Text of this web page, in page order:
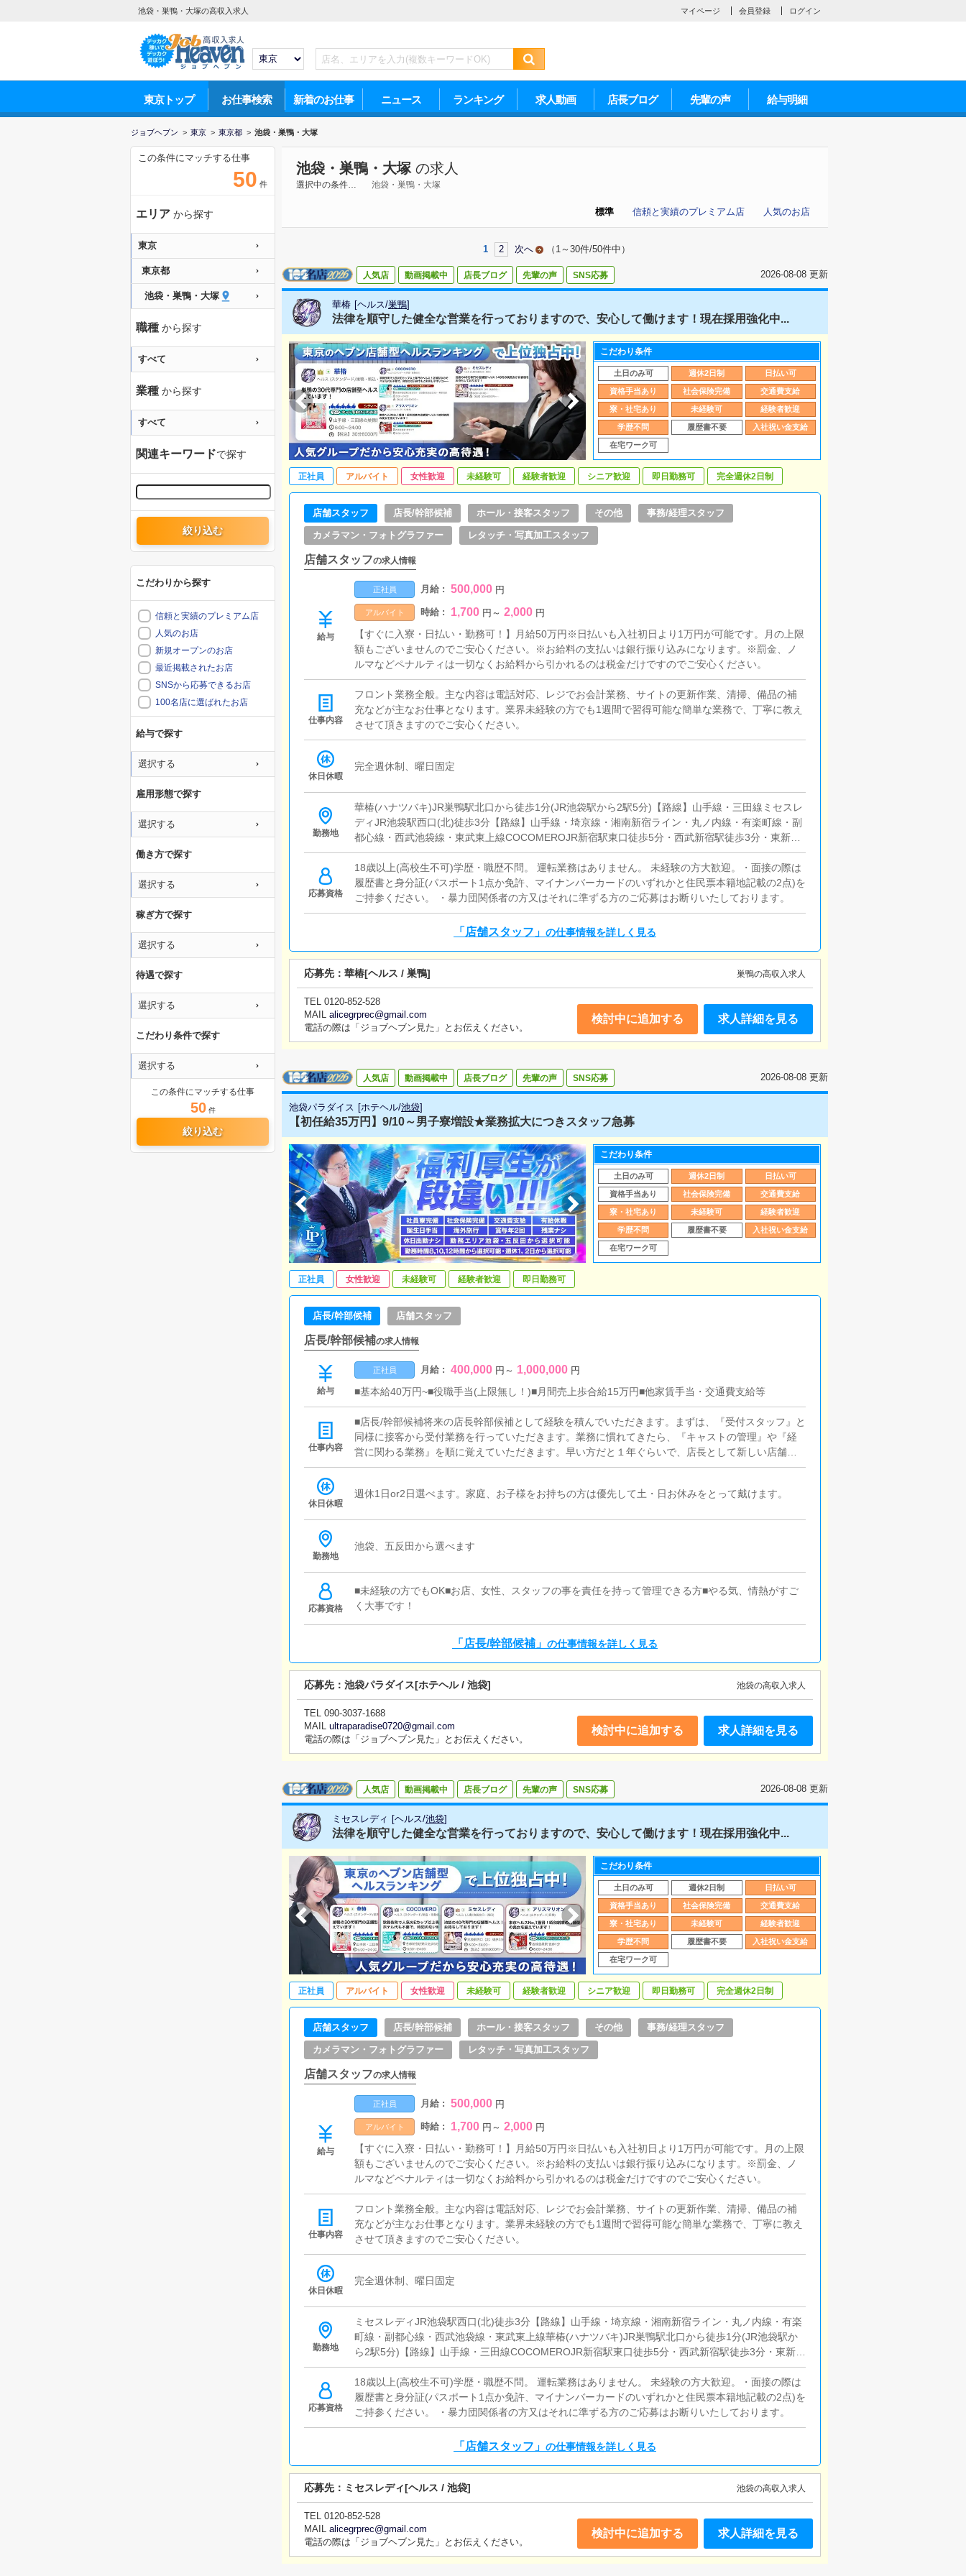
池袋・巣鴨・大塚の高収入求人 マイページ 会員登録 ログイン
東京トップ お仕事検索 新着のお仕事 ニュース ランキング 求人動画 店長ブログ 先輩の声 給与明細
ジョブヘブン > 東京 > 東京都 > 池袋・巣鴨・大塚
池袋・巣鴨・大塚の求人
選択中の条件… 池袋・巣鴨・大塚
人気のお店
信頼と実績のプレミアム店
標準
1 2 次へ （1～30件/50件中）
人気店 動画掲載中 店長ブログ 先輩の声 SNS応募 2026-08-08 更新
華椿 [ヘルス/巣鴨]
法律を順守した健全な営業を行っておりますので、安心して働けます！現在採用強化中...
こだわり条件
土日のみ可 週休2日制 日払い可
資格手当あり 社会保険完備 交通費支給
寮・社宅あり 未経験可 経験者歓迎
学歴不問 履歴書不要 入社祝い金支給
在宅ワーク可
正社員 アルバイト 女性歓迎 未経験可 経験者歓迎 シニア歓迎 即日勤務可 完全週休2日制
店舗スタッフ 店長/幹部候補 ホール・接客スタッフ その他 事務/経理スタッフ
カメラマン・フォトグラファー レタッチ・写真加工スタッフ
店舗スタッフの求人情報
給与
正社員 月給 : 500,000 円
アルバイト 時給 : 1,700 円 ～ 2,000 円
【すぐに入寮・日払い・勤務可！】月給50万円※日払いも入社初日より1万円が可能です。月の上限
額もございませんのでご安心ください。※お給料の支払いは銀行振り込みになります。※罰金、ノ
ルマなどペナルティは一切なくお給料から引かれるのは税金だけですのでご安心ください。
仕事内容
フロント業務全般。主な内容は電話対応、レジでお会計業務、サイトの更新作業、清掃、備品の補
充などが主なお仕事となります。業界未経験の方でも1週間で習得可能な簡単な業務で、丁寧に教え
させて頂きますのでご安心ください。
休日休暇
完全週休制、曜日固定
勤務地
華椿(ハナツバキ)JR巣鴨駅北口から徒歩1分(JR池袋駅から2駅5分)【路線】山手線・三田線ミセスレ
ディJR池袋駅西口(北)徒歩3分【路線】山手線・埼京線・湘南新宿ライン・丸ノ内線・有楽町線・副
都心線・西武池袋線・東武東上線COCOMEROJR新宿駅東口徒歩5分・西武新宿駅徒歩3分・東新宿
駅徒歩8分・新宿三丁目駅徒歩8分・新大久保駅徒歩12分目黒アリスマリオンJR目黒駅 徒歩1分【路
線】山手線・目黒線・南北線・三田線
応募資格
18歳以上(高校生不可)学歴・職歴不問。 運転業務はありません。 未経験の方大歓迎。・面接の際は
履歴書と身分証(パスポート1点か免許、マイナンバーカードのいずれかと住民票本籍地記載の2点)を
ご持参ください。 ・暴力団関係者の方又はそれに準ずる方のご応募はお断りいたしております。
「店舗スタッフ」 の仕事情報を詳しく見る
応募先： 華椿[ヘルス / 巣鴨] 巣鴨の高収入求人
TEL 0120-852-528
MAIL alicegrprec@gmail.com
電話の際は「ジョブヘブン見た」とお伝えください。
検討中に追加する 求人詳細を見る
人気店 動画掲載中 店長ブログ 先輩の声 SNS応募 2026-08-08 更新
池袋パラダイス [ホテヘル/池袋]
【初任給35万円】9/10～男子寮増設★業務拡大につきスタッフ急募
こだわり条件
土日のみ可 週休2日制 日払い可
資格手当あり 社会保険完備 交通費支給
寮・社宅あり 未経験可 経験者歓迎
学歴不問 履歴書不要 入社祝い金支給
在宅ワーク可
正社員 女性歓迎 未経験可 経験者歓迎 即日勤務可
店長/幹部候補 店舗スタッフ
店長/幹部候補の求人情報
給与
正社員 月給 : 400,000 円 ～ 1,000,000 円
■基本給40万円~■役職手当(上限無し！)■月間売上歩合給15万円■他家賃手当・交通費支給等
仕事内容
■店長/幹部候補将来の店長幹部候補として経験を積んでいただきます。まずは、『受付スタッフ』と
同様に接客から受付業務を行っていただきます。業務に慣れてきたら、『キャストの管理』や『経
営に関わる業務』を順に覚えていただきます。早い方だと１年ぐらいで、店長として新しい店舗の
運営をお任せします。■対面接客・受付業務お客様からのお問合せや来店されたお客様の案内を行っ
ルや、先輩スタッフに付いて業務内容を見ながら徐々に覚えていただきますので、未経験の方でも
上UPに繋がる施策の提案を行っていただきます。■キャスト管理お店で働いていただいているキャ
行っていただきます。■PC更新業務ヘブンネットなど、ポータルサイト等の店舗情報更新作業を行
っていただきます。キャストの出勤情報やイベント、求人ブログの作成となります。基本的にはボ
タンを押すだけや、ブログの更新時に簡単に文字が入力出来れば問題ありません。PCが苦手な人で
休日休暇
週休1日or2日選べます。家庭、お子様をお持ちの方は優先して土・日お休みをとって戴けます。
勤務地
池袋、五反田から選べます
応募資格
■未経験の方でもOK■お店、女性、スタッフの事を責任を持って管理できる方■やる気、情熱がすご
く大事です！
「店長/幹部候補」 の仕事情報を詳しく見る
応募先： 池袋パラダイス[ホテヘル / 池袋] 池袋の高収入求人
TEL 090-3037-1688
MAIL ultraparadise0720@gmail.com
電話の際は「ジョブヘブン見た」とお伝えください。
検討中に追加する 求人詳細を見る
人気店 動画掲載中 店長ブログ 先輩の声 SNS応募 2026-08-08 更新
ミセスレディ [ヘルス/池袋]
法律を順守した健全な営業を行っておりますので、安心して働けます！現在採用強化中...
こだわり条件
土日のみ可 週休2日制 日払い可
資格手当あり 社会保険完備 交通費支給
寮・社宅あり 未経験可 経験者歓迎
学歴不問 履歴書不要 入社祝い金支給
在宅ワーク可
正社員 アルバイト 女性歓迎 未経験可 経験者歓迎 シニア歓迎 即日勤務可 完全週休2日制
店舗スタッフ 店長/幹部候補 ホール・接客スタッフ その他 事務/経理スタッフ
カメラマン・フォトグラファー レタッチ・写真加工スタッフ
店舗スタッフの求人情報
給与
正社員 月給 : 500,000 円
アルバイト 時給 : 1,700 円 ～ 2,000 円
【すぐに入寮・日払い・勤務可！】月給50万円※日払いも入社初日より1万円が可能です。月の上限
額もございませんのでご安心ください。※お給料の支払いは銀行振り込みになります。※罰金、ノ
ルマなどペナルティは一切なくお給料から引かれるのは税金だけですのでご安心ください。
仕事内容
フロント業務全般。主な内容は電話対応、レジでお会計業務、サイトの更新作業、清掃、備品の補
充などが主なお仕事となります。業界未経験の方でも1週間で習得可能な簡単な業務で、丁寧に教え
させて頂きますのでご安心ください。
休日休暇
完全週休制、曜日固定
勤務地
ミセスレディJR池袋駅西口(北)徒歩3分【路線】山手線・埼京線・湘南新宿ライン・丸ノ内線・有楽
町線・副都心線・西武池袋線・東武東上線華椿(ハナツバキ)JR巣鴨駅北口から徒歩1分(JR池袋駅か
ら2駅5分)【路線】山手線・三田線COCOMEROJR新宿駅東口徒歩5分・西武新宿駅徒歩3分・東新宿
駅徒歩8分・新宿三丁目駅徒歩8分・新大久保駅徒歩12分目黒アリスマリオンJR目黒駅 徒歩1分【路
線】山手線・目黒線・南北線・三田線
応募資格
18歳以上(高校生不可)学歴・職歴不問。 運転業務はありません。 未経験の方大歓迎。・面接の際は
履歴書と身分証(パスポート1点か免許、マイナンバーカードのいずれかと住民票本籍地記載の2点)を
ご持参ください。 ・暴力団関係者の方又はそれに準ずる方のご応募はお断りいたしております。
「店舗スタッフ」 の仕事情報を詳しく見る
応募先： ミセスレディ[ヘルス / 池袋] 池袋の高収入求人
TEL 0120-852-528
MAIL alicegrprec@gmail.com
電話の際は「ジョブヘブン見た」とお伝えください。
検討中に追加する 求人詳細を見る
この条件にマッチする仕事
50 件
エリア から探す
東京
東京都
池袋・巣鴨・大塚
職種 から探す
すべて
業種 から探す
すべて
関連キーワードで探す
絞り込む
こだわりから探す
信頼と実績のプレミアム店
人気のお店
新規オープンのお店
最近掲載されたお店
SNSから応募できるお店
100名店に選ばれたお店
給与で探す
選択する
雇用形態で探す
選択する
働き方で探す
選択する
稼ぎ方で探す
選択する
待遇で探す
選択する
こだわり条件で探す
選択する
この条件にマッチする仕事
50件
絞り込む